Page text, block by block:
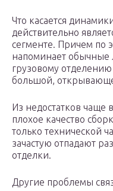
Что касается
действительно
сегменте. Причем по
напоминает обычные
грузовому отделению
большой,
Из недостатков чаще
плохое качество
только технической
зачастую отпадают
отделки.
Другие проблемы